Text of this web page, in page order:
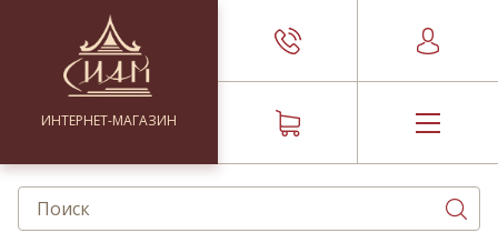
ИНТЕРНЕТ-МАГАЗИН